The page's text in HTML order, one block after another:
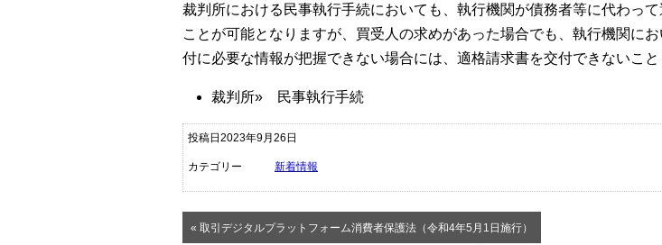
裁判所における民事執行手続においても、執行機関が債務者等に代わっ
ことが可能となりますが、買受人の求めがあった場合でも、執行機関に
付に必要な情報が把握できない場合には、適格請求書を交付できないこと
裁判所» 民事執行手続
投稿日2023年9月26日
カテゴリー 新着情報
« 取引デジタルプラットフォーム消費者保護法（令和4年5月1日施行）